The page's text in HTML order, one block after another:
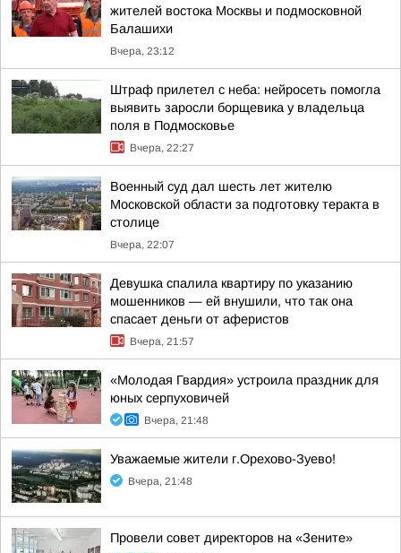
жителей востока Москвы и подмосковной
Балашихи
Вчера, 23:12
Штраф прилетел с неба: нейросеть помогла
выявить заросли борщевика у владельца
поля в Подмосковье
Вчера, 22:27
Военный суд дал шесть лет жителю
Московской области за подготовку теракта в
столице
Вчера, 22:07
Девушка спалила квартиру по указанию
мошенников — ей внушили, что так она
спасает деньги от аферистов
Вчера, 21:57
«Молодая Гвардия» устроила праздник для
юных серпуховичей
Вчера, 21:48
Уважаемые жители г.Орехово-Зуево!
Вчера, 21:48
Провели совет директоров на «Зените»